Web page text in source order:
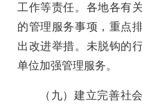
工作等责任。各地各有
的管理服务事项，重点
出改进举措。未脱钩的
单位加强管理服务。
（九）建立完善社